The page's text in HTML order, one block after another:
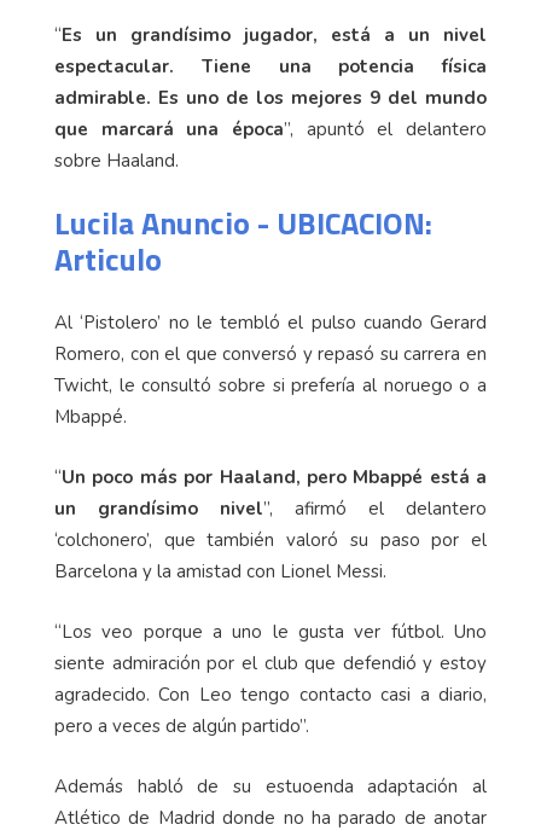
“Es un grandísimo jugador, está a un nivel
espectacular. Tiene una potencia física
admirable. Es uno de los mejores 9 del mundo
que marcará una época”, apuntó el delantero
sobre Haaland.
Lucila Anuncio - UBICACION:
Articulo
Al ‘Pistolero’ no le tembló el pulso cuando Gerard
Romero, con el que conversó y repasó su carrera en
Twicht, le consultó sobre si prefería al noruego o a
Mbappé.
“Un poco más por Haaland, pero Mbappé está a
un grandísimo nivel”, afirmó el delantero
‘colchonero’, que también valoró su paso por el
Barcelona y la amistad con Lionel Messi.
“Los veo porque a uno le gusta ver fútbol. Uno
siente admiración por el club que defendió y estoy
agradecido. Con Leo tengo contacto casi a diario,
pero a veces de algún partido”.
Además habló de su estuoenda adaptación al
Atlético de Madrid donde no ha parado de anotar